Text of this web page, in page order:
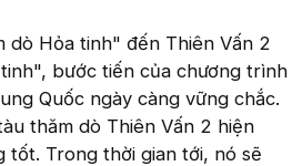
dò Hỏa tinh" đến Thiên Vấn 2
bước tiến của chương trình
Quốc ngày càng vững chắc.
thăm dò Thiên Vấn 2 hiện
Trong thời gian tới, nó sẽ